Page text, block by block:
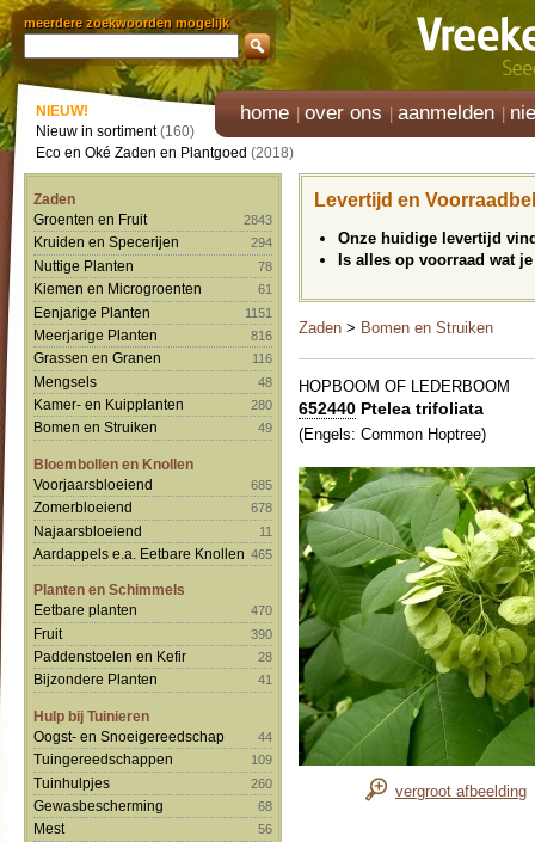
meerdere zoekwoorden mogelijk
home over ons aanmelden
NIEUW!
Nieuw in sortiment(160)
Eco en Oké Zaden en Plantgoed (2018)
Zaden
Groenten en Fruit
2843
Kruiden en Specerijen 294
Nuttige Planten 78
Kiemen en Microgroenten 61
Eenjarige Planten 1151
Meerjarige Planten 816
Grassen en Granen 116
Mengsels 48
Kamer- en Kuipplanten 280
Bomen en Struiken 49
Bloembollen en Knollen
Voorjaarsbloeiend
685
Zomerbloeiend 678
Najaarsbloeiend 11
Aardappels e.a. Eetbare Knollen 465
Planten en Schimmels
Eetbare planten
470
Fruit 390
Paddenstoelen en Kefir 28
Bijzondere Planten 41
Hulp bij Tuinieren
Oogst- en Snoeigereedschap
44
Tuingereedschappen 109
Tuinhulpjes 260
Gewasbescherming 68
Mest 56
Levertijd en
Onze huidige levertijd
Is alles op voorraad wat
Zaden > Bomen en Struiken
HOPBOOM OF LEDERBOOM
652440 Ptelea trifoliata
(Engels: Common Hoptree)
vergroot afbeelding